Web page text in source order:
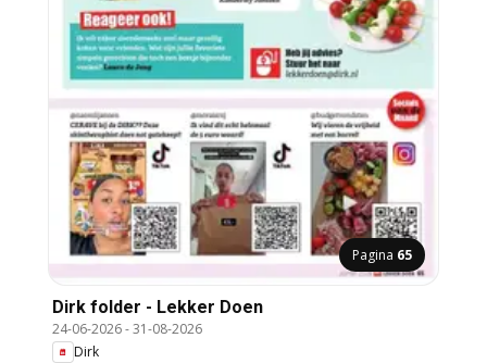
Pagina 65
Dirk folder - Lekker Doen
24-06-2026-31-08-2026
Dirk